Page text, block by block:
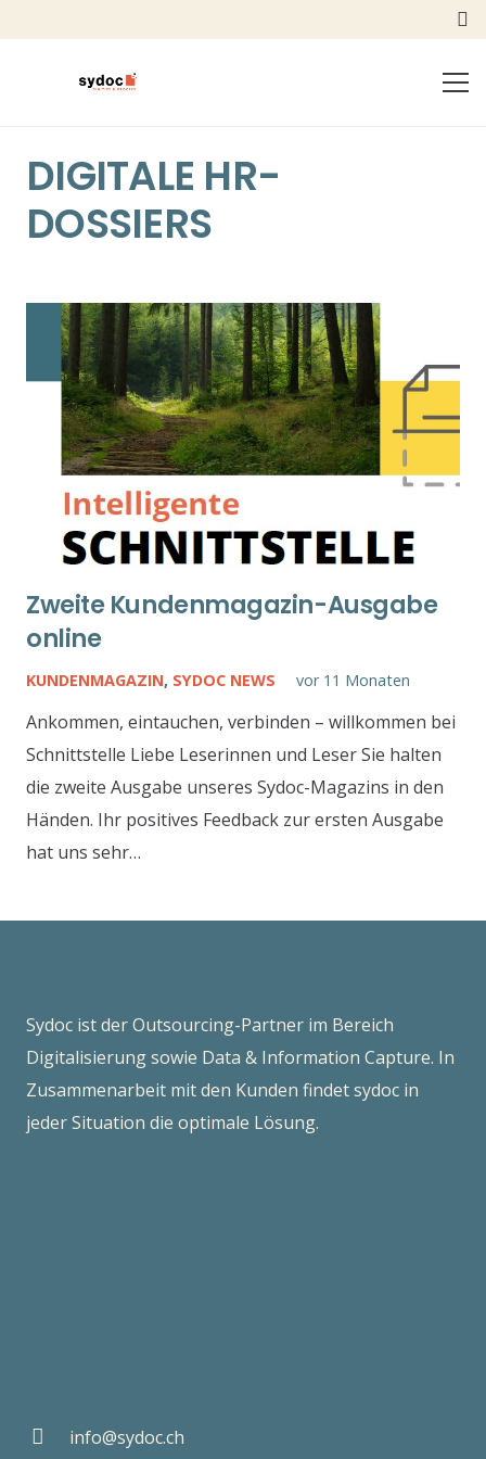
DIGITALE HR-
DOSSIERS
Zweite Kundenmagazin-Ausgabe
online
KUNDENMAGAZIN, SYDOC NEWS vor 11 Monaten
Ankommen, eintauchen, verbinden – willkommen bei
Schnittstelle Liebe Leserinnen und Leser Sie halten
die zweite Ausgabe unseres Sydoc-Magazins in den
Händen. Ihr positives Feedback zur ersten Ausgabe
hat uns sehr…
Sydoc ist der Outsourcing-Partner im Bereich
Digitalisierung sowie Data & Information Capture. In
Zusammenarbeit mit den Kunden findet sydoc in
jeder Situation die optimale Lösung.
info@sydoc.ch